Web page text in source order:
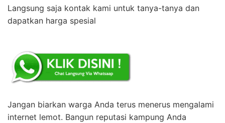
Langsung saja kontak kami untuk tanya-tanya dan
dapatkan harga spesial
Jangan biarkan warga Anda terus menerus mengalami
internet lemot. Bangun reputasi kampung Anda